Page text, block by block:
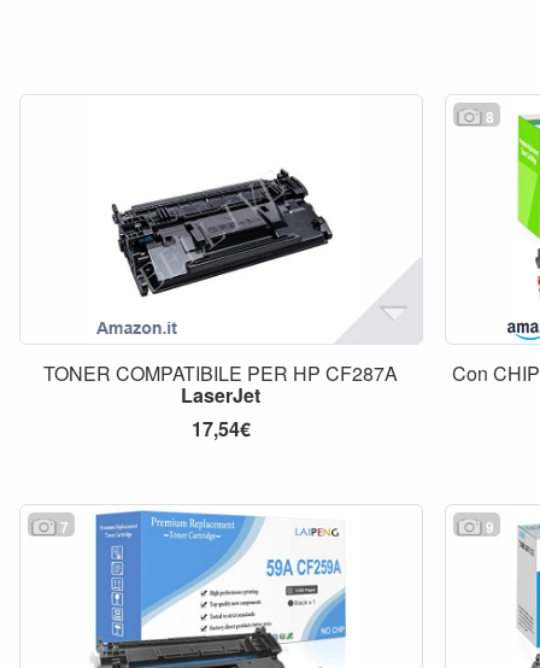
TONER COMPATIBILE PER HP CF287A
LaserJet
17,54€
8
Con
7 9